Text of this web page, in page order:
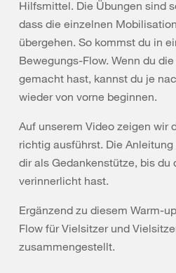
Hilfsmittel. Die Übungen sind
dass die einzelnen
übergehen. So kommst du in
Bewegungs-Flow. Wenn du
gemacht hast, kannst du je
wieder von vorne beginnen.
Auf unserem Video zeigen wir
richtig ausführst. Die
dir als Gedankenstütze, bis du
verinnerlicht hast.
Ergänzend zu diesem Warm-
Flow für Vielsitzer und
zusammengestellt.